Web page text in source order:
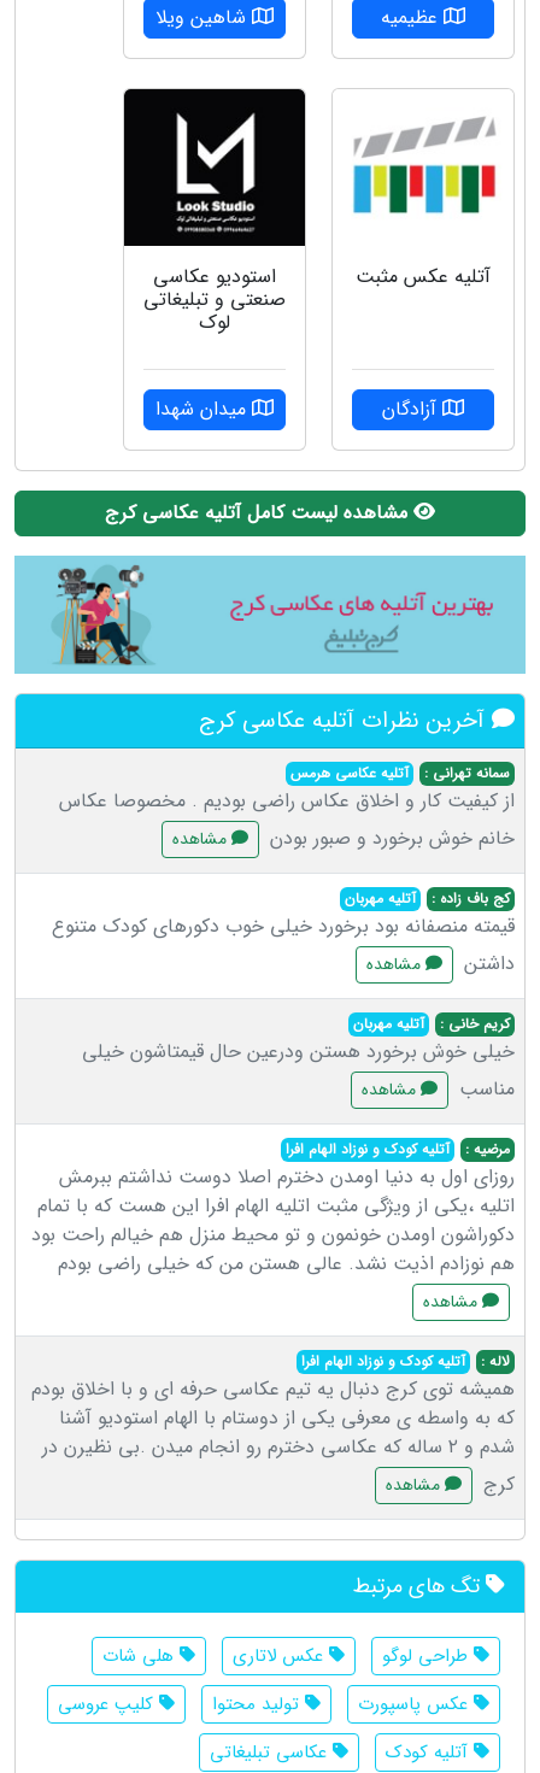
عظیمیه شاهین ویلا
آتلیه عکس مثبت
آزادگان
استودیو عکاسی
صنعتی و تبلیغاتی
لوک
میدان شهدا
مشاهده لیست کامل آتلیه عکاسی کرج
آخرین نظرات آتلیه عکاسی کرج
سمانه تهرانی : آتلیه عکاسی هرمس
از کیفیت کار و اخلاق عکاس راضی بودیم . مخصوصا عکاس
خانم خوش برخورد و صبور بودن
مشاهده
کج باف زاده : آتلیه مهربان
قیمته منصفانه بود برخورد خیلی خوب دکورهای کودک متنوع
داشتن
مشاهده
کریم خانی : آتلیه مهربان
خیلی خوش برخورد هستن ودرعین حال قیمتاشون خیلی
مناسب
مشاهده
مرضیه : آتلیه کودک و نوزاد الهام افرا
روزای اول به دنیا اومدن دخترم اصلا دوست نداشتم ببرمش
اتلیه ،یکی از ویژگی مثبت اتلیه الهام افرا این هست که با تمام
دکوراشون اومدن خونمون و تو محیط منزل هم خیالم راحت بود
هم نوزادم اذیت نشد. عالی هستن من که خیلی راضی بودم
مشاهده
لاله : آتلیه کودک و نوزاد الهام افرا
همیشه توی کرج دنبال یه تیم عکاسی حرفه ای و با اخلاق بودم
که به واسطه ی معرفی یکی از دوستام با الهام استودیو آشنا
شدم و‌ ۲ ساله که عکاسی دخترم رو انجام میدن .بی نظیرن در
کرج
مشاهده
تگ های مرتبط
طراحی لوگو عکس لاتاری
هلی شات
عکس پاسپورت
تولید محتوا
کلیپ عروسی
آتلیه کودک
عکاسی تبلیغاتی